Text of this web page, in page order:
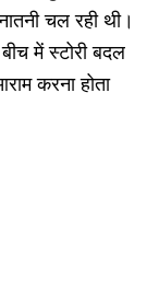
चल रही थी।
में स्टोरी बदल
करना होता